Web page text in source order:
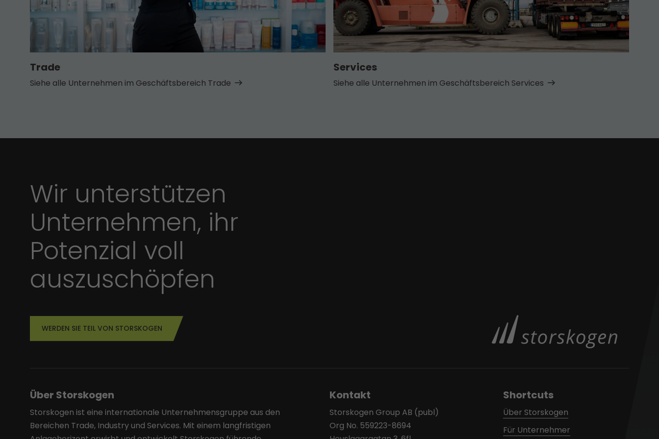
Trade
Siehe alle Unternehmen im Geschäfts­bereich Trade
Services
Siehe alle Unternehmen im Geschäfts­bereich Services
Wir unterstützen
Unternehmen, ihr
Potenzial voll
auszuschöpfen
WERDEN SIE TEIL VON STORSKOGEN
Über Storskogen
Storskogen ist eine internationale Unternehmensgruppe aus den
Bereichen Trade, Industry und Services. Mit einem langfristigen
Kontakt
Storskogen Group AB (publ)
Org No. 559223-8694
Shortcuts
Über Storskogen
Für Unternehmer